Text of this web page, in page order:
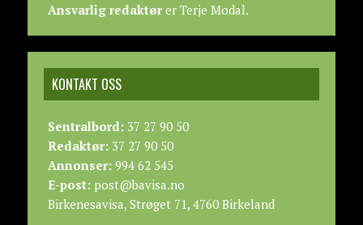
Ansvarlig redaktører Terje Modal.
KONTAKT OSS
Sentralbord:37 27 90 50
Redaktør:37 27 90 50
Annonser:994 62 545
E-post:post@bavisa.no
Birkenesavisa, Strøget 71, 4760 Birkeland